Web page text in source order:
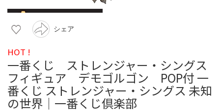
シェア
HOT !
一番くじ ストレンジャー・シングス
フィギュア デモゴルゴン POP付 一
番くじ ストレンジャー・シングス 未知
の世界｜一番くじ倶楽部